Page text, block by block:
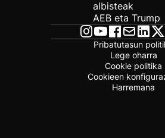
albisteak
AEB eta Trump
Pribatutasun
Lege oharra
Cookie politika
Cookieen
Harremana